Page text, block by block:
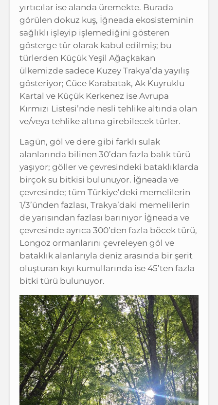
yırtıcılar ise alanda üremekte. Burada
görülen dokuz kuş, İğneada ekosisteminin
sağlıklı işleyip işlemediğini gösteren
gösterge tür olarak kabul edilmiş; bu
türlerden Küçük Yeşil Ağaçkakan
ülkemizde sadece Kuzey Trakya’da yayılış
gösteriyor; Cüce Karabatak, Ak Kuyruklu
Kartal ve Küçük Kerkenez ise Avrupa
Kırmızı Listesi’nde nesli tehlike altında olan
ve/veya tehlike altına girebilecek türler.
Lagün, göl ve dere gibi farklı sulak
alanlarında bilinen 30’dan fazla balık türü
yaşıyor; göller ve çevresindeki bataklıklarda
birçok su bitkisi bulunuyor. İğneada ve
çevresinde; tüm Türkiye’deki memelilerin
1/3’ünden fazlası, Trakya’daki memelilerin
de yarısından fazlası barınıyor İğneada ve
çevresinde ayrıca 300’den fazla böcek türü,
Longoz ormanlarını çevreleyen göl ve
bataklık alanlarıyla deniz arasında bir şerit
oluşturan kıyı kumullarında ise 45’ten fazla
bitki türü bulunuyor.